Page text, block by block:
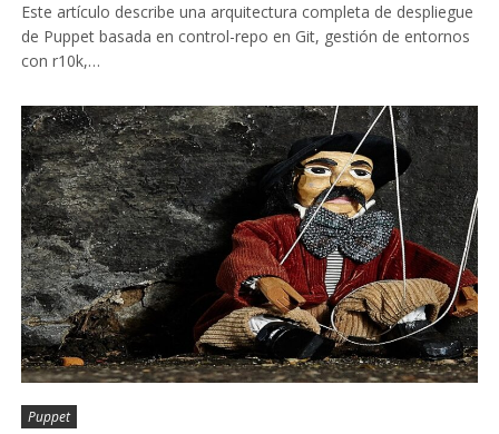
Este artículo describe una arquitectura completa de despliegue
de Puppet basada en control-repo en Git, gestión de entornos
con r10k,…
Puppet